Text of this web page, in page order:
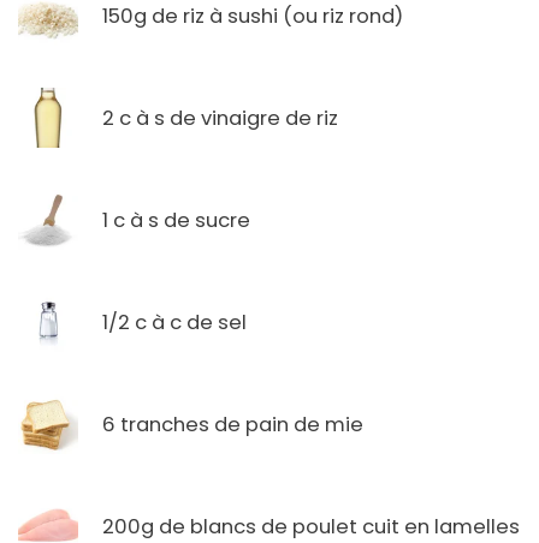
150g de riz à sushi (ou riz rond)
2 c à s de vinaigre de riz
1 c à s de sucre
1/2 c à c de sel
6 tranches de pain de mie
200g de blancs de poulet cuit en lamelles